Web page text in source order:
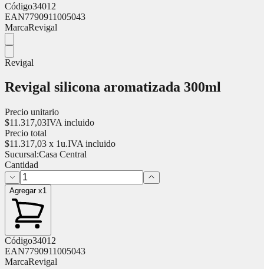
Código34012
EAN7790911005043
MarcaRevigal
Revigal
Revigal silicona aromatizada 300ml
Precio unitario
$11.317,03IVA incluido
Precio total
$11.317,03 x 1u.IVA incluido
Sucursal:Casa Central
Cantidad
Agregar x1
Código34012
EAN7790911005043
MarcaRevigal